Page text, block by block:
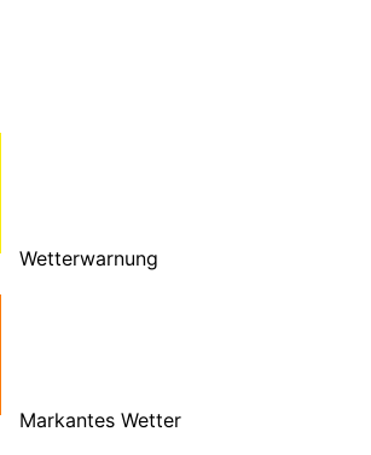
Wetterwarnung
Markantes Wetter